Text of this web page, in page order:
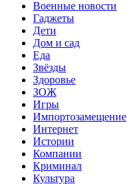
Военные новости
Гаджеты
Дети
Дом и сад
Еда
Звёзды
Здоровье
ЗОЖ
Игры
Импортозамещение
Интернет
Истории
Компании
Криминал
Культура